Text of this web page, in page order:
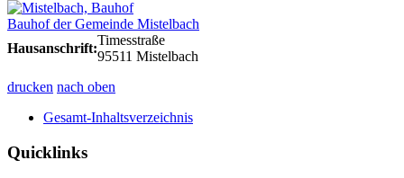
Bauhof der Gemeinde Mistelbach
Hausanschrift:
Timesstraße
95511 Mistelbach
drucken nach oben
Gesamt-Inhaltsverzeichnis
Quicklinks